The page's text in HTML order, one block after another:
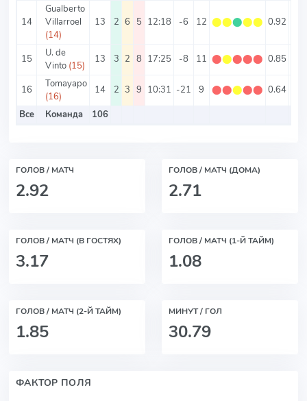
14
Gualberto
Villarroel
(14)
13 2 6 5 12:18 -6 12 ⬤⬤⬤⬤⬤ 0.92
15
U. de
Vinto (15)
13 3 2 8 17:25 -8 11 ⬤⬤⬤⬤⬤ 0.85
16
Tomayapo
(16)
14 2 3 9 10:31 -21 9 ⬤⬤⬤⬤⬤ 0.64
Все
Команда 106
ГОЛОВ / МАТЧ
2.92
ГОЛОВ / МАТЧ (ДОМА)
2.71
ГОЛОВ / МАТЧ (В ГОСТЯХ)
3.17
ГОЛОВ / МАТЧ (1-Й ТАЙМ)
1.08
ГОЛОВ / МАТЧ (2-Й ТАЙМ)
1.85
МИНУТ / ГОЛ
30.79
ФАКТОР ПОЛЯ